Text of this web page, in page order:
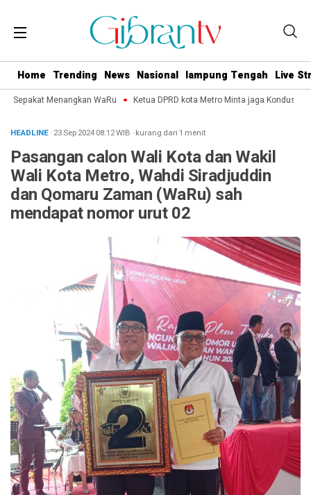
Home Trending News Nasional lampung Tengah Live
Sepakat Menangkan WaRu Ketua DPRD kota Metro Minta jaga
HEADLINE· 23 Sep 202408:12WIB · kurang dari 1 menit
Pasangan calon Wali Kota dan Wakil
Wali Kota Metro, Wahdi Siradjuddin
dan Qomaru Zaman (WaRu) sah
mendapat nomor urut 02